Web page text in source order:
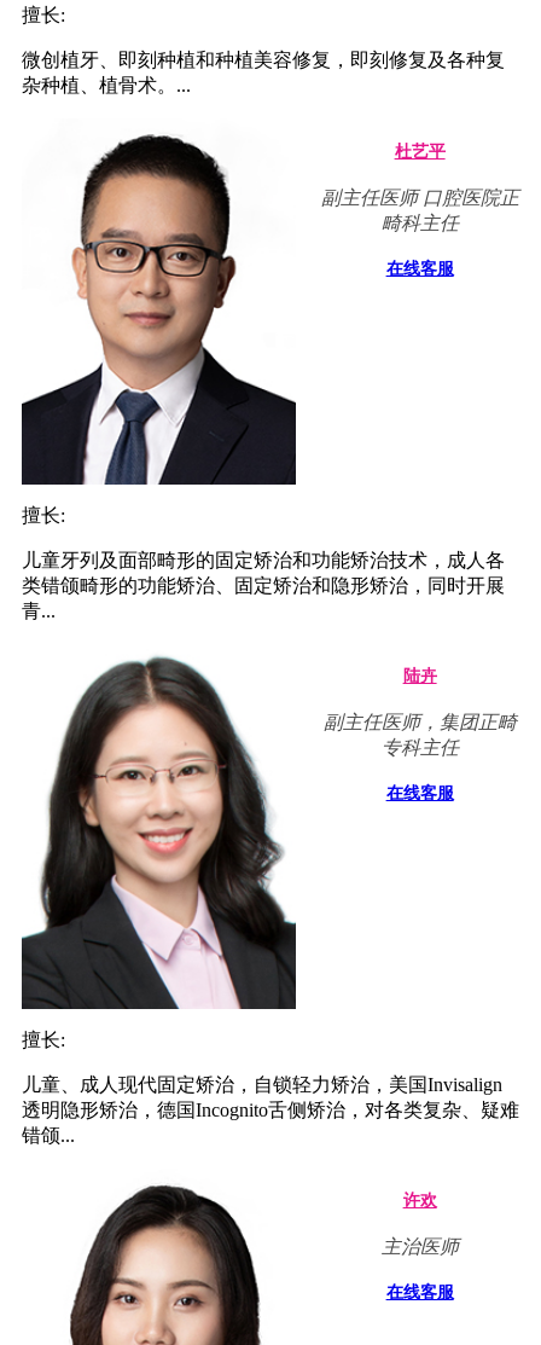
擅长:
微创植牙、即刻种植和种植美容修复，即刻修复及各种复
杂种植、植骨术。...
杜艺平
副主任医师 口腔医院正
畸科主任
在线客服
擅长:
儿童牙列及面部畸形的固定矫治和功能矫治技术，成人各
类错颌畸形的功能矫治、固定矫治和隐形矫治，同时开展
青...
陆卉
副主任医师，集团正畸
专科主任
在线客服
擅长:
儿童、成人现代固定矫治，自锁轻力矫治，美国Invisalign
透明隐形矫治，德国Incognito舌侧矫治，对各类复杂、疑难
错颌...
许欢
主治医师
在线客服